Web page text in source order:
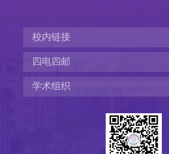
校内链接
四电四邮
学术组织